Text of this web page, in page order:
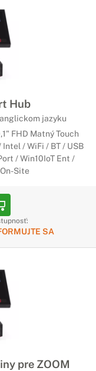
Hub
jazyku
FHD Matný Touch
Intel / WiFi / BT / USB
/ Win10IoT Ent /
Site
SA
pre ZOOM